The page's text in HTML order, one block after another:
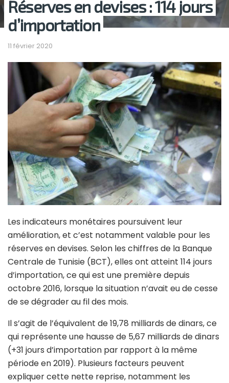
Réserves en devises : 114 jours
d’importation
11 février 2020
Les indicateurs monétaires poursuivent leur
amélioration, et c’est notamment valable pour les
réserves en devises. Selon les chiffres de la Banque
Centrale de Tunisie (BCT), elles ont atteint 114 jours
d’importation, ce qui est une première depuis
octobre 2016, lorsque la situation n’avait eu de cesse
de se dégrader au fil des mois.
Il s’agit de l’équivalent de 19,78 milliards de dinars, ce
qui représente une hausse de 5,67 milliards de dinars
(+31 jours d’importation par rapport à la même
période en 2019). Plusieurs facteurs peuvent
expliquer cette nette reprise, notamment les